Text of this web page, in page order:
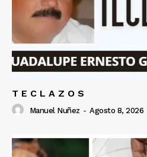
T E C L A Z O S
Manuel Nuñez - Agosto 8, 2026